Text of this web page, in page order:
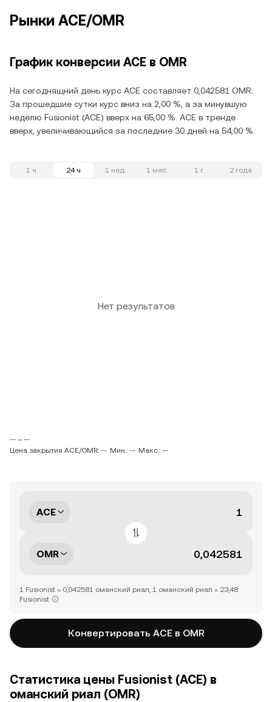
Рынки ACE/OMR
График конверсии ACE в OMR
На сегоднящний день курс ACE составляет 0,042581 OMR.
За прошедшие сутки курс вниз на 2,00 %, а за минувшую
неделю Fusionist (ACE) вверх на 65,00 %. ACE в тренде
вверх, увеличивающийся за последние 30 дней на 54,00 %.
1 ч 24 ч 1 нед. 1 мес. 1 г. 2 года
Нет результатов
-- ~ --
Цена закрытия ACE/OMR: -- Мин.: -- Макс.: --
ACE
OMR
1 Fusionist = 0,042581 оманский риал, 1 оманский риал = 23,48
Fusionist
Конвертировать ACE в OMR
Статистика цены Fusionist (ACE) в
оманский риал (OMR)